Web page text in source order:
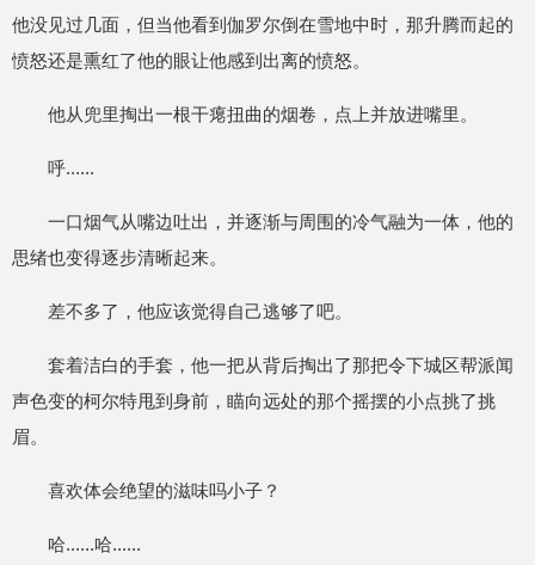
他没见过几面，但当他看到伽罗尔倒在雪地中时，那升腾而起的
愤怒还是熏红了他的眼让他感到出离的愤怒。
他从兜里掏出一根干瘪扭曲的烟卷，点上并放进嘴里。
呼......
一口烟气从嘴边吐出，并逐渐与周围的冷气融为一体，他的
思绪也变得逐步清晰起来。
差不多了，他应该觉得自己逃够了吧。
套着洁白的手套，他一把从背后掏出了那把令下城区帮派闻
声色变的柯尔特甩到身前，瞄向远处的那个摇摆的小点挑了挑
眉。
喜欢体会绝望的滋味吗小子？
哈......哈......